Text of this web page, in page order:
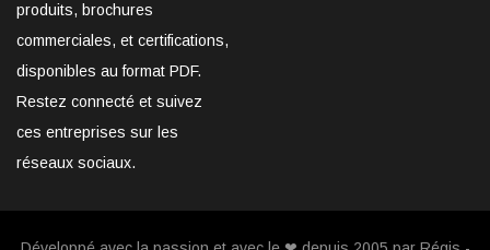
produits, brochures
commerciales, et certifications,
disponibles au format PDF.
Restez connecté et suivez
ces entreprises sur les
réseaux sociaux.